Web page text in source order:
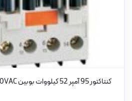
کنتاکتور 95 آمپر 52 کیلووات بوبین 230VAC برند لواتو ایتالیا